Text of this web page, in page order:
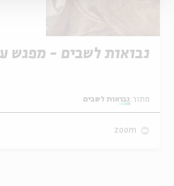
נבואות לשבים - מפגש
מתוך: נבואות לשבים
zoom